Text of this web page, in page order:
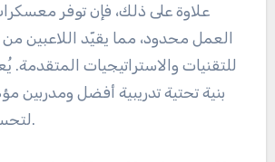
علاوة على ذلك، فإن توفر
العمل محدود، مما يقيّد اللاعبين
للتقنيات والاستراتيجيات المتقدمة.
بنية تحتية تدريبية أفضل ومدربين
لتحسين أداء اللاعبين.